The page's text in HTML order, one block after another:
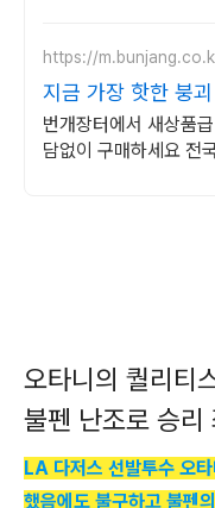
https://
지금 가장 핫한 붕
중고거래
번개장터에서 새상품
담없이 구매하세요 전
오타니의 퀄리티
불펜 난조로 승리
LA 다저스 선발투수 오
했음에도 불구하고 불펜